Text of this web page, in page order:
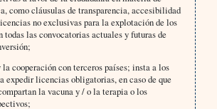
como cláusulas de transparencia, accesibilidad
no exclusivas para la explotación de los
todas las convocatorias actuales y futuras de
cooperación con terceros países; insta a los
expedir licencias obligatorias, en caso de que
la vacuna y / o la terapia o los